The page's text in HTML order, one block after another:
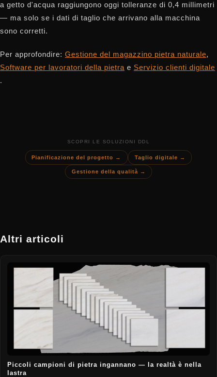
a getto d'acqua raggiungono oggi tolleranze di 0,4 millimetri
— ma solo se i dati di taglio che arrivano alla macchina
sono corretti.
Per approfondire: Gestione del magazzino pietra naturale,
Software per lavoratori della pietra e Servizio clienti digitale
.
SCOPRI LE SOLUZIONI DDL
Pianificazione del progetto → Taglio digitale →
Gestione della qualità →
Altri articoli
Piccoli campioni di pietra ingannano — la realtà è nella
lastra